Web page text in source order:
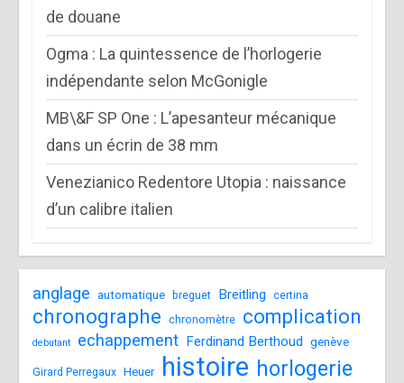
de douane
Ogma : La quintessence de l’horlogerie
indépendante selon McGonigle
MB\&F SP One : L’apesanteur mécanique
dans un écrin de 38 mm
Venezianico Redentore Utopia : naissance
d’un calibre italien
anglage automatique breguet Breitling certina
chronographe chronomètre complication
debutant echappement Ferdinand Berthoud genève
Girard Perregaux Heuer histoire horlogerie